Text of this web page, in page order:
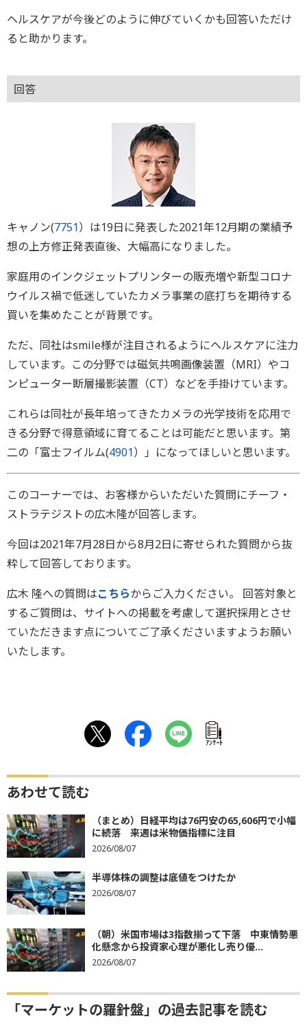
ヘルスケアが今後どのように伸びていくかも回答いただけ
ると助かります。
回答
キャノン(7751）は19日に発表した2021年12月期の業績予
想の上方修正発表直後、大幅高になりました。
家庭用のインクジェットプリンターの販売増や新型コロナ
ウイルス禍で低迷していたカメラ事業の底打ちを期待する
買いを集めたことが背景です。
ただ、同社はsmile様が注目されるようにヘルスケアに注力
しています。この分野では磁気共鳴画像装置（MRI）やコ
ンピューター断層撮影装置（CT）などを手掛けています。
これらは同社が長年培ってきたカメラの光学技術を応用で
きる分野で得意領域に育てることは可能だと思います。第
二の「富士フイルム(4901）」になってほしいと思います。
このコーナーでは、お客様からいただいた質問にチーフ・
ストラテジストの広木隆が回答します。
今回は2021年7月28日から8月2日に寄せられた質問から抜
粋して回答しております。
広木 隆への質問はこちらからご入力ください。 回答対象と
するご質問は、サイトへの掲載を考慮して選択採用とさせ
ていただきます点についてご了承くださいますようお願い
いたします。
ｱﾝｹｰﾄ
あわせて読む
（まとめ）日経平均は76円安の65,606円で小幅
に続落 来週は米物価指標に注目
2026/08/07
半導体株の調整は底値をつけたか
2026/08/07
（朝）米国市場は3指数揃って下落 中東情勢悪
化懸念から投資家心理が悪化し売り優...
2026/08/07
「マーケットの羅針盤」の過去記事を読む